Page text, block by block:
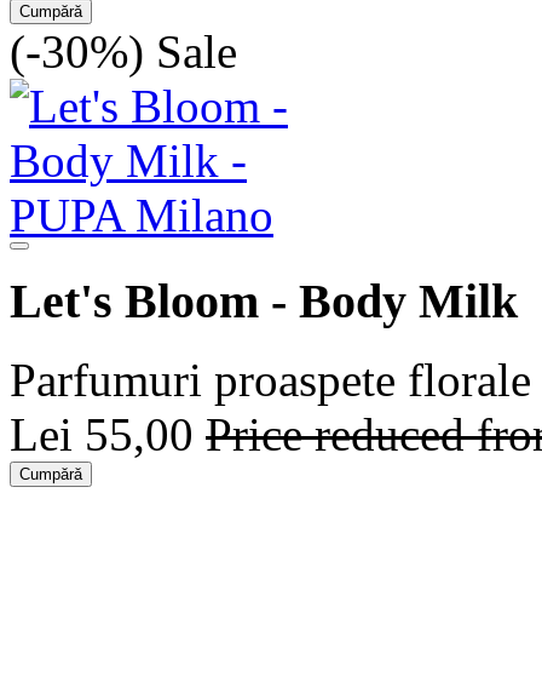
Cumpără
(-30%) Sale
Let's Bloom - Body Milk
Parfumuri proaspete
Lei 55,00 Price reduced
Cumpără